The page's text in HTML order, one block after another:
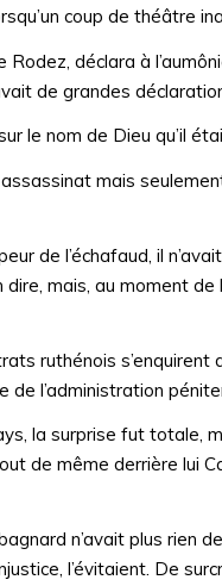
coup de théâtre
déclara à
de grandes
le nom de Dieu qu’il
mais
de l’échafaud, il
dire, mais, au moment
ruthénois s’enquirent
l’administration
la surprise fut totale,
de même derrière lui
n’avait plus rien
l’évitaient. De